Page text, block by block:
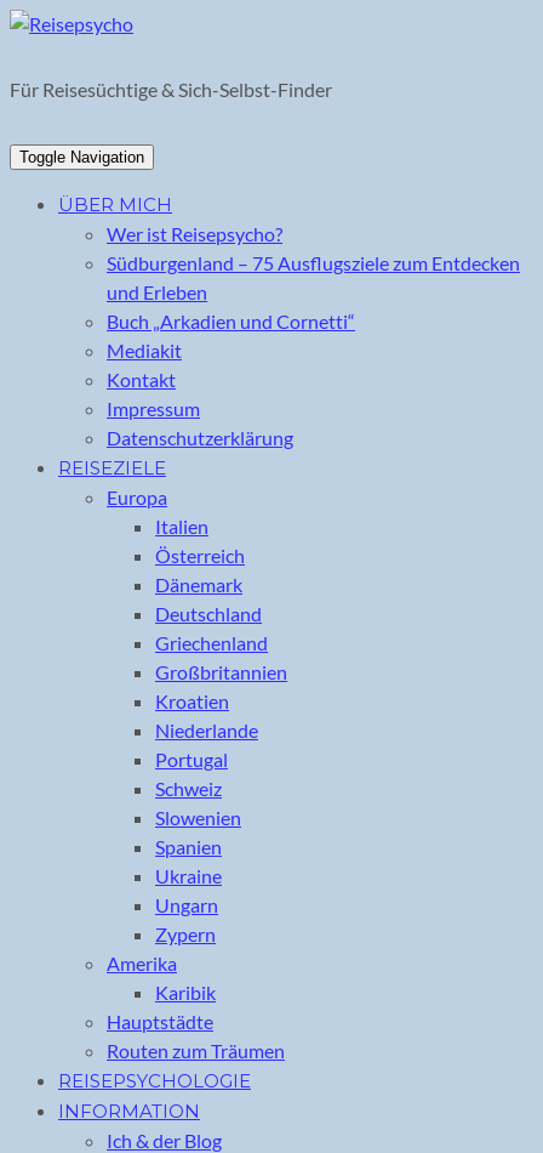
Skip
content
Für Reisesüchtige & Sich-Selbst-Finder
Toggle Navigation
ÜBER MICH
Wer ist Reisepsycho?
Südburgenland – 75 Ausflugsziele zum Entdecken
und Erleben
Buch „Arkadien und Cornetti“
Mediakit
Kontakt
Impressum
Datenschutzerklärung
REISEZIELE
Europa
Italien
Österreich
Dänemark
Deutschland
Griechenland
Großbritannien
Kroatien
Niederlande
Portugal
Schweiz
Slowenien
Spanien
Ukraine
Ungarn
Zypern
Amerika
Karibik
Hauptstädte
Routen zum Träumen
REISEPSYCHOLOGIE
INFORMATION
Ich & der Blog